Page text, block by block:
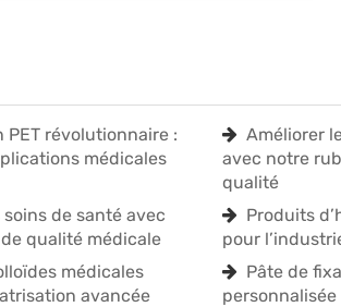
révolutionnaire :
médicales
Améliorer
avec notre
qualité
de santé avec
qualité médicale
Produits
pour
médicales
avancée
Pâte de